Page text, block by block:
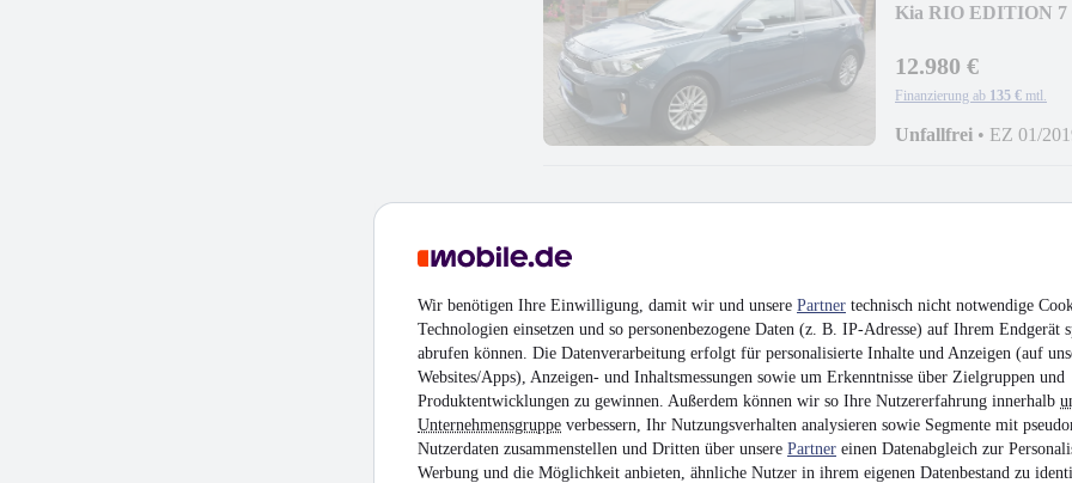
Wir benötigen Ihre Einwilligung, damit wir und unsere Partner technisch nicht notwendige
Technologien einsetzen und so personenbezogene Daten (z. B. IP-Adresse) auf Ihrem Endgerät
abrufen können. Die Datenverarbeitung erfolgt für personalisierte Inhalte und Anzeigen (auf
Websites/Apps), Anzeigen- und Inhaltsmessungen sowie um Erkenntnisse über Zielgruppen und
Produktentwicklungen zu gewinnen. Außerdem können wir so Ihre Nutzererfahrung innerhalb
Unternehmensgruppe verbessern, Ihr Nutzungsverhalten analysieren sowie Segmente mit
Nutzerdaten zusammenstellen und Dritten über unsere Partner einen Datenabgleich zur
Werbung und die Möglichkeit anbieten, ähnliche Nutzer in ihrem eigenen Datenbestand zu
Kia RIO EDITION 7
12.980 €
Finanzierung ab 135 € mtl.
Unfallfrei • EZ 01/
14.980 €
159 €
Unfallfrei• EZ 04/